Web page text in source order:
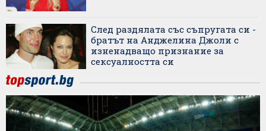
След раздялата със съпругата си -
братът на Анджелина Джоли с
изненадващо признание за
сексуалността си